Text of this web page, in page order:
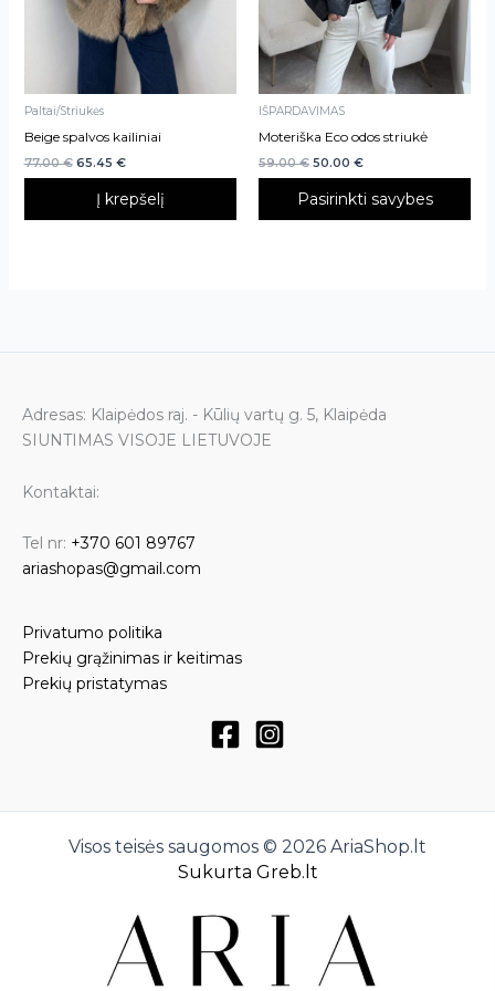
Paltai/Striukės
Beige spalvos kailiniai
77.00€ 65.45 €
Į krepšelį
IŠPARDAVIMAS
Moteriška Eco odos striukė
59.00€ 50.00 €
Pasirinkti savybes
be
chosen
on
the
product
page
Adresas: Klaipėdos raj. - Kūlių vartų g. 5, Klaipėda
SIUNTIMAS VISOJE LIETUVOJE
Kontaktai:
Tel nr: +370 601 89767
ariashopas@gmail.com
Privatumo politika
Prekių grąžinimas ir keitimas
Prekių pristatymas
Visos teisės saugomos © 2026 AriaShop.lt
Sukurta Greb.lt